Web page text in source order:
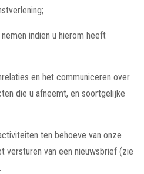
indien u hierom heeft
en het communiceren over
die u afneemt, en soortgelijke
ten behoeve van onze
versturen van een nieuwsbrief (zie